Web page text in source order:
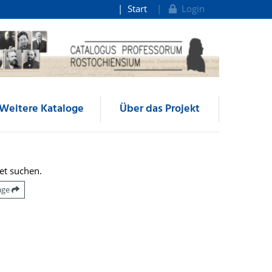
Start Login
Kataloge Über das Projekt
suchen.